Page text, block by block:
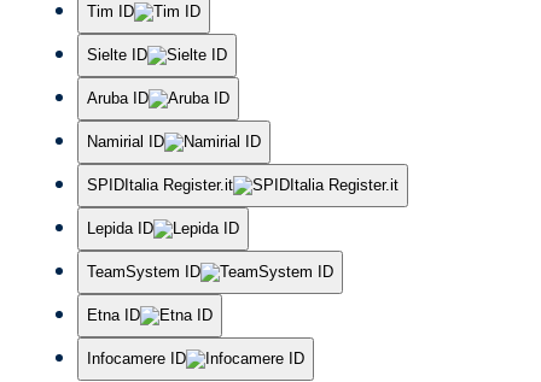
Tim ID
Sielte ID
Aruba ID
Namirial ID
SPIDItalia Register.it
Lepida ID
TeamSystem ID
Etna ID
Infocamere ID